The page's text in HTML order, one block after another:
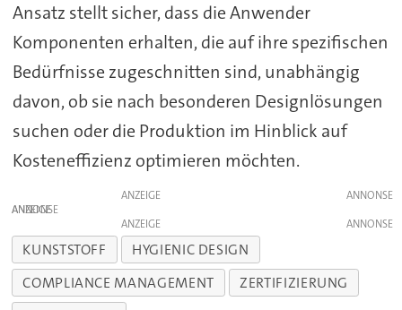
Ansatz stellt sicher, dass die Anwender
Komponenten erhalten, die auf ihre spezifischen
Bedürfnisse zugeschnitten sind, unabhängig
davon, ob sie nach besonderen Designlösungen
suchen oder die Produktion im Hinblick auf
Kosteneffizienz optimieren möchten.
ANZEIGE
ANZEIGE
ANZEIGE
KUNSTSTOFF
HYGIENIC DESIGN
COMPLIANCE MANAGEMENT
ZERTIFIZIERUNG